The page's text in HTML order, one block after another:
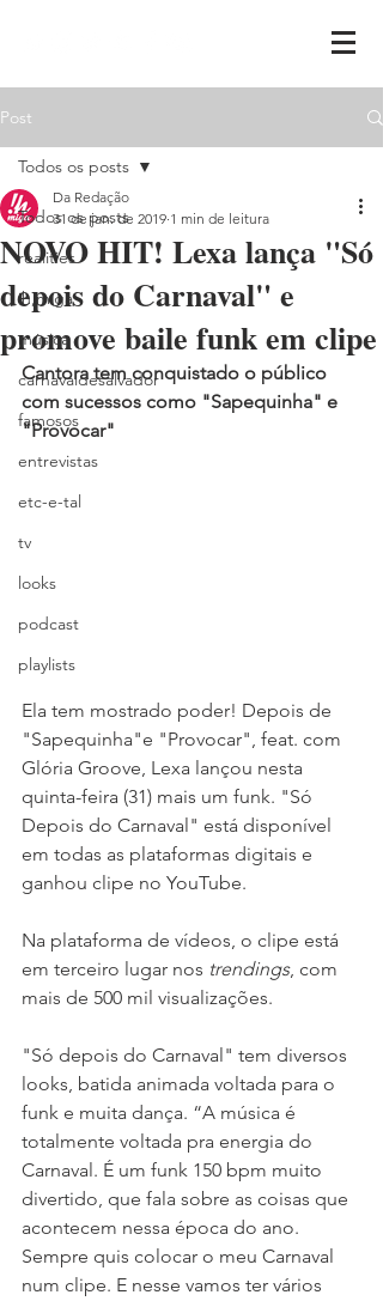
Post
Todos os posts
realities
ih,miga
música
carnavaldesalvador
famosos
entrevistas
etc-e-tal
tv
looks
podcast
playlists
Todos os posts
NOVO HIT! Lexa lança "Só
depois do Carnaval" e
promove baile funk em clipe
Da Redação
31 de jan. de 2019 1 min de leitura
Cantora tem conquistado o público
com sucessos como "Sapequinha" e
"Provocar"
Ela tem mostrado poder! Depois de
"Sapequinha"e "Provocar", feat. com
Glória Groove, Lexa lançou nesta
quinta-feira (31) mais um funk. "Só
Depois do Carnaval" está disponível
em todas as plataformas digitais e
ganhou clipe no YouTube.
Na plataforma de vídeos, o clipe está
em terceiro lugar nos trendings, com
mais de 500 mil visualizações.
"Só depois do Carnaval" tem diversos
looks, batida animada voltada para o
funk e muita dança. “A música é
totalmente voltada pra energia do
Carnaval. É um funk 150 bpm muito
divertido, que fala sobre as coisas que
acontecem nessa época do ano.
Sempre quis colocar o meu Carnaval
num clipe. E nesse vamos ter vários